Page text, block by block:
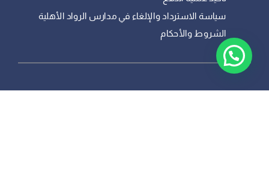
سياسة الاسترداد والإلغاء في مدارس الرواد الأهلية
الشروط والأحكام